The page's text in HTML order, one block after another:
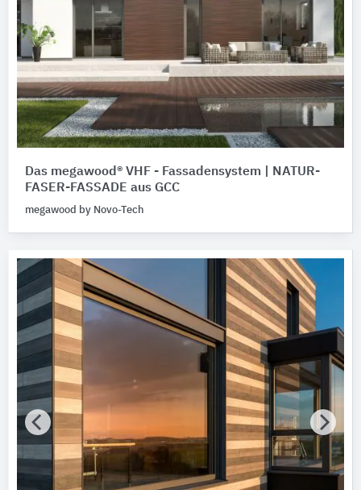
Nachhaltigkeit
Nachhaltigkeitsinfo vorhanden
Umweltdeklarationen (EPDs)
Merkmale / Eigenschaften
Bitte auswählen
Zertifizierungen
Bitte auswählen
Außenwandbekleidungssysteme
Unterdeckensysteme
Gipsplatten
Innenwandbekleidungssysteme 25
Alle Produktkategorien anzeigen
Das megawood® VHF - Fassadensystem | NATUR-
FASER-FASSADE aus GCC
megawood by Novo-Tech